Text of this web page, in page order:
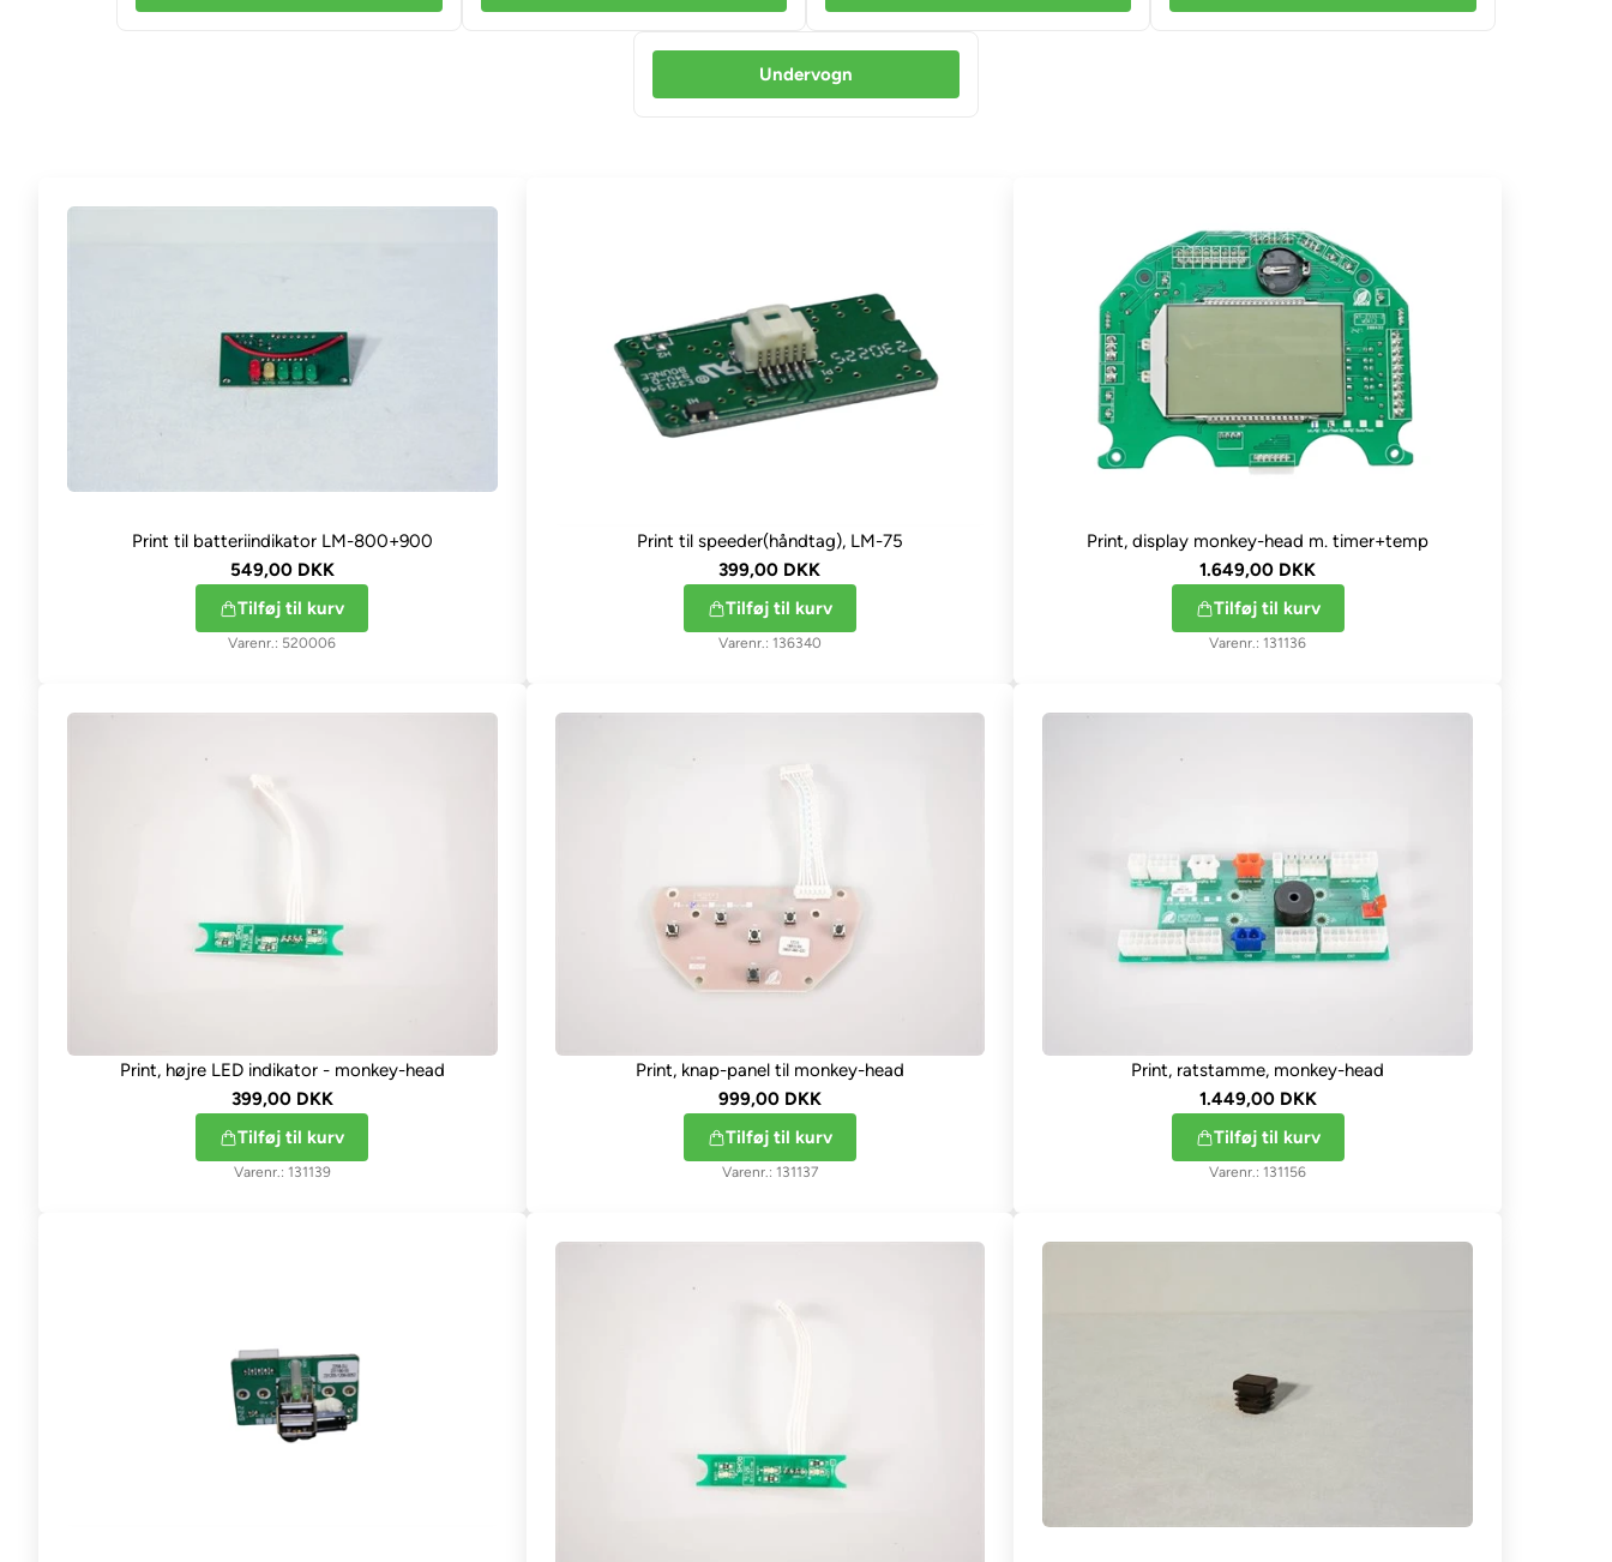
Undervogn
Print til batteriindikator LM-800+900
549,00 DKK
Tilføj til kurv
520006
Print til speeder(håndtag), LM-75
399,00 DKK
Tilføj til kurv
136340
Print, display monkey-head m. timer+temp
1.649,00 DKK
Tilføj til kurv
131136
Print, højre LED indikator - monkey-head
399,00 DKK
Tilføj til kurv
131139
Print, knap-panel til monkey-head
999,00 DKK
Tilføj til kurv
131137
Print, ratstamme, monkey-head
1.449,00 DKK
Tilføj til kurv
131156